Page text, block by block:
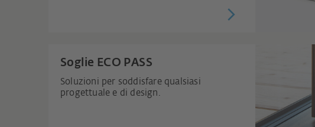
Soglie ECO PASS
Soluzioni per soddisfare qualsiasi
progettuale e di design.